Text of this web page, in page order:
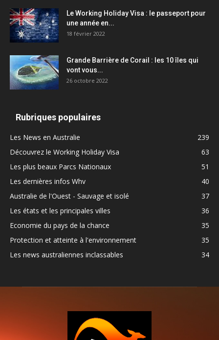
Le Working Holiday Visa : le passeport pour
une année en...
18 février 2022
Grande Barrière de Corail : les 10 îles qui
vont vous...
26 octobre 2022
Rubriques populaires
Les News en Australie
239
Découvrez le Working Holiday Visa
63
Les plus beaux Parcs Nationaux
51
Les dernières infos Whv
40
Australie de l'Ouest - Sauvage et isolé
37
Les états et les principales villes
36
Economie du pays de la chance
35
Protection et atteinte à l'environnement
35
Les news australiennes inclassables
34